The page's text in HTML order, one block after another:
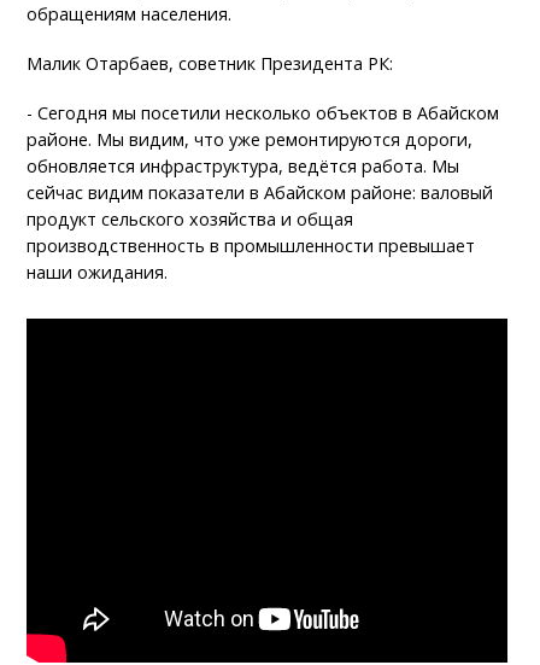
обращениям населения.
Малик Отарбаев, советник Президента РК:
- Сегодня мы посетили несколько объектов в Абайском
районе. Мы видим, что уже ремонтируются дороги,
обновляется инфраструктура, ведётся работа. Мы
сейчас видим показатели в Абайском районе: валовый
продукт сельского хозяйства и общая
производственность в промышленности превышает
наши ожидания.